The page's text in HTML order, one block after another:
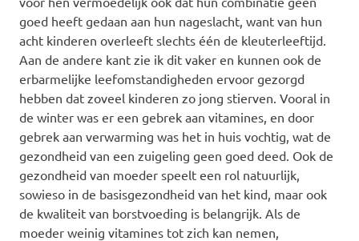
goed heeft gedaan aan hun nageslacht, want van hun
acht kinderen overleeft slechts één de kleuterleeftijd.
Aan de andere kant zie ik dit vaker en kunnen ook de
erbarmelijke leefomstandigheden ervoor gezorgd
hebben dat zoveel kinderen zo jong stierven. Vooral in
de winter was er een gebrek aan vitamines, en door
gebrek aan verwarming was het in huis vochtig, wat de
gezondheid van een zuigeling geen goed deed. Ook de
gezondheid van moeder speelt een rol natuurlijk,
sowieso in de basisgezondheid van het kind, maar ook
de kwaliteit van borstvoeding is belangrijk. Als de
moeder weinig vitamines tot zich kan nemen,